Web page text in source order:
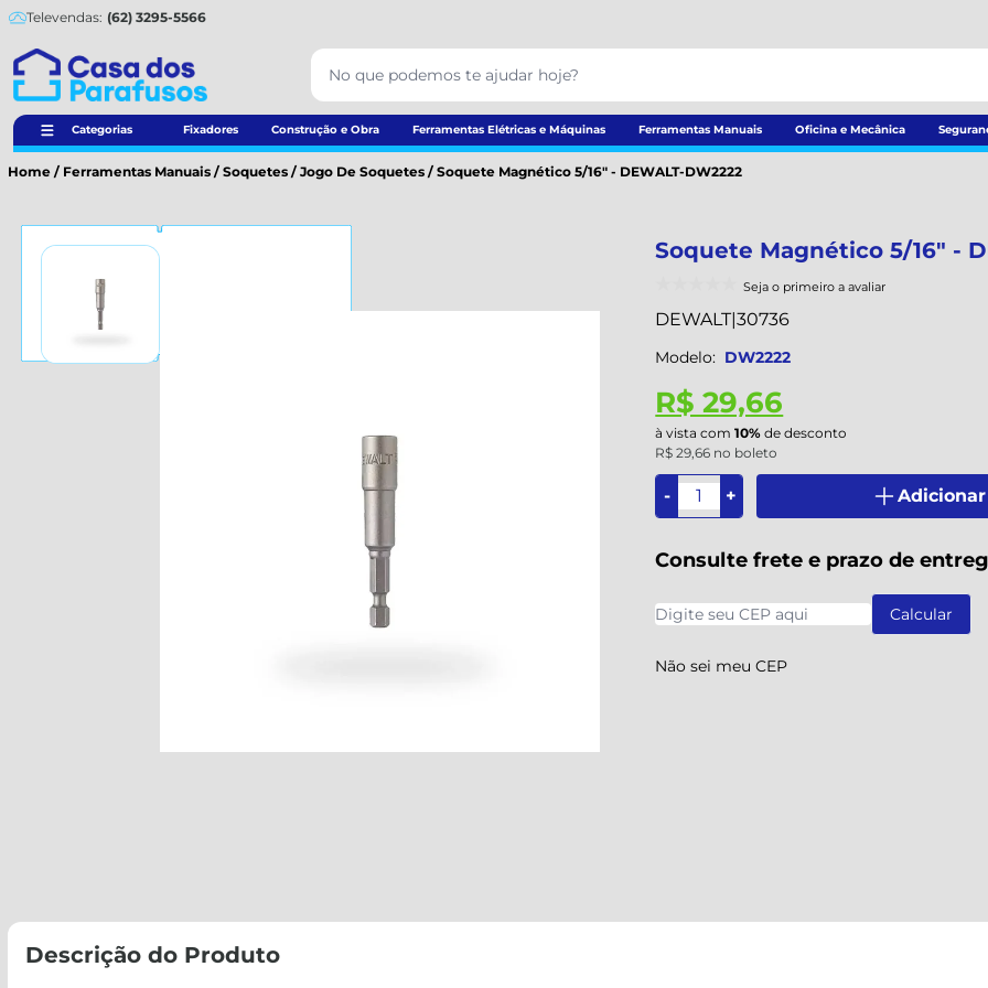
Televendas: (62) 3295-5566
Categorias Fixadores Construção e Obra Ferramentas Elétricas e Máquinas Ferramentas Manuais Oficina e Mecânica
Home / Ferramentas Manuais / Soquetes / Jogo De Soquetes / Soquete Magnético 5/16" - DEWALT-DW2222
Soquete Magnético 5/16" -
Seja o primeiro a avaliar
DEWALT|30736
Modelo: DW2222
R$ 29,66
à vista com10% de desconto
R$ 29,66 no boleto
- + Adicionar
Consulte frete e prazo de
Não sei meu CEP
Descrição do Produto